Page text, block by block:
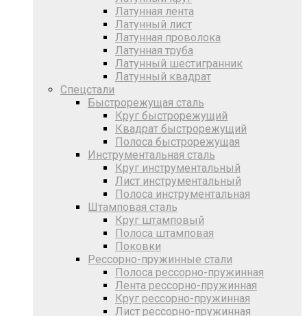
Латунная лента
Латунный лист
Латунная проволока
Латунная труба
Латунный шестигранник
Латунный квадрат
Спецстали
Быстрорежущая сталь
Круг быстрорежущий
Квадрат быстрорежущий
Полоса быстрорежущая
Инструментальная сталь
Круг инструментальный
Лист инструментальный
Полоса инструментальная
Штамповая сталь
Круг штамповый
Полоса штамповая
Поковки
Рессорно-пружинные стали
Полоса рессорно-пружинная
Лента рессорно-пружинная
Круг рессорно-пружинная
Лист рессорно-пружинная